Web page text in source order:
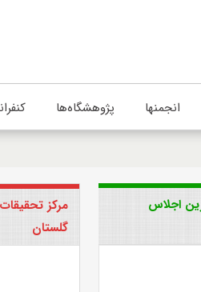
انجمنها پژوهشگاه‌ها
اجلاس
مرکز
گلستان